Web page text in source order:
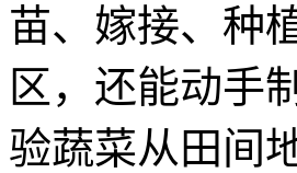
苗、嫁接、种
区，还能动手
验蔬菜从田间